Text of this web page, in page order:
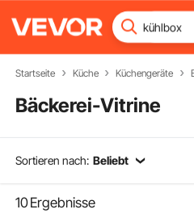
Startseite Küche Küchengeräte
Bäckerei-Vitrine
Sortieren nach: Beliebt
10Ergebnisse